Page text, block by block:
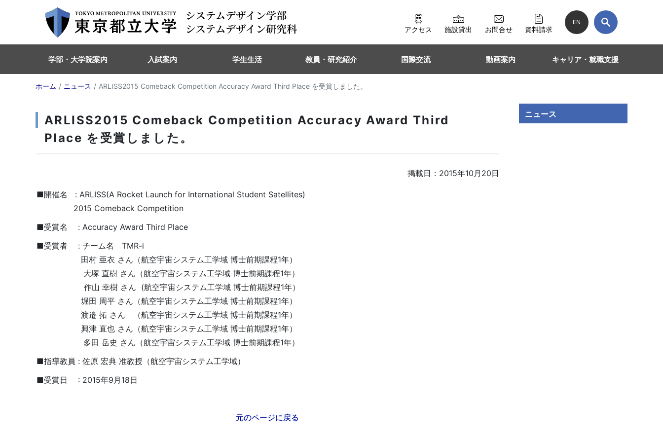
アクセス 施設貸出 お問合せ 資料請求
EN
学部・大学院案内 入試案内 学生生活 教員・研究紹介 国際交流 動画案内 キャリア・就職支援
ホーム ニュース ARLISS2015 Comeback Competition Accuracy Award Third Place を受賞しました。
ARLISS2015 Comeback Competition Accuracy Award Third
Place を受賞しました。
掲載日：2015年10月20日
■開催名 : ARLISS(A Rocket Launch for International Student Satellites)
2015 Comeback Competition
■受賞名 : Accuracy Award Third Place
■受賞者 : チーム名 TMR-i
田村 亜衣 さん（航空宇宙システム工学域 博士前期課程1年）
大塚 直樹 さん（航空宇宙システム工学域 博士前期課程1年）
作山 幸樹 さん (航空宇宙システム工学域 博士前期課程1年）
堀田 周平 さん（航空宇宙システム工学域 博士前期課程1年）
渡邉 拓 さん （航空宇宙システム工学域 博士前期課程1年）
興津 直也 さん（航空宇宙システム工学域 博士前期課程1年）
多田 岳史 さん（航空宇宙システム工学域 博士前期課程1年）
■指導教員 : 佐原 宏典 准教授（航空宇宙システム工学域）
■受賞日 : 2015年9月18日
元のページに戻る
ニュース